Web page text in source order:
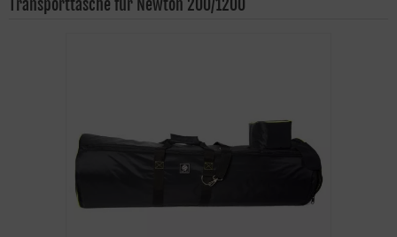
Transporttasche für Newton 200/1200